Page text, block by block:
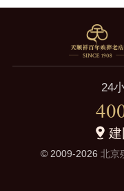
24
© 2009-2026 北京